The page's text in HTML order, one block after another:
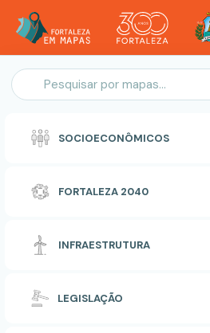
SOCIOECONÔMICOS
FORTALEZA 2040
INFRAESTRUTURA
LEGISLAÇÃO
Personalização do
Zonas Especiais de